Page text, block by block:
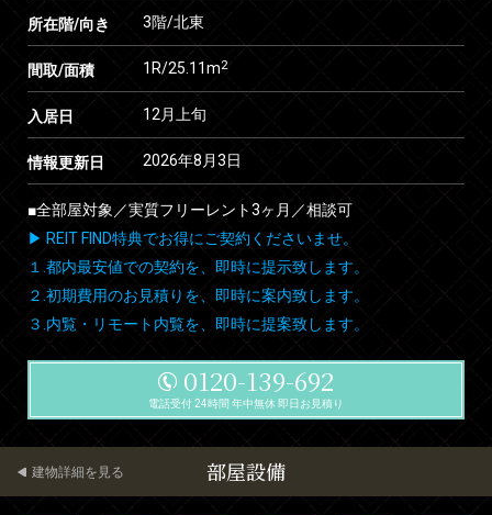
所在階/向き 3階/北東
間取/面積 1R/25.11m2
入居日 12月上旬
情報更新日 2026年8月3日
■全部屋対象／実質フリーレント3ヶ月／相談可
▶ REIT FIND特典でお得にご契約くださいませ。
１.都内最安値での契約を、即時に提示致します。
２.初期費用のお見積りを、即時に案内致します。
３.内覧・リモート内覧を、即時に提案致します。
0120-139-692
電話受付 24時間 年中無休 即日お見積り
部屋設備
建物詳細を見る